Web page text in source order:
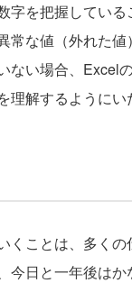
字を把握してい
常な値（外れた
ない場合、Excel
解するようにい
ことは、多く
今日と一年後は